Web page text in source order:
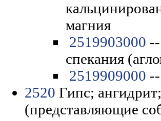
магния
2519903000
спекания
2519909000
2520 Гипс;
(представляющие